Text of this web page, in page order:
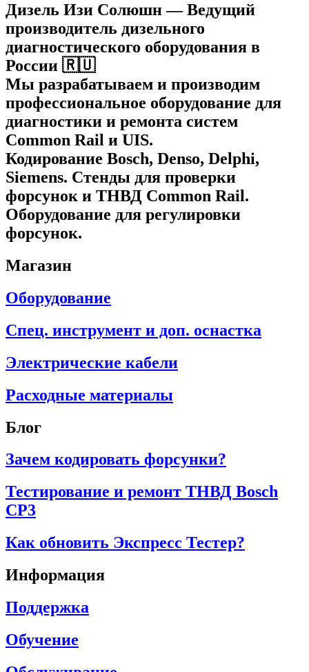
Дизель Изи Солюшн— Ведущий
производитель дизельного
диагностического оборудования в
России 🇷🇺
Мы разрабатываем и производим
профессиональное оборудование для
диагностики и ремонта систем
Common Rail и UIS.
Кодирование Bosch, Denso, Delphi,
Siemens. Стенды для проверки
форсунок и ТНВД Common Rail.
Оборудование для регулировки
форсунок.
Магазин
Оборудование
Спец. инструмент и доп. оснастка
Электрические кабели
Расходные материалы
Блог
Зачем кодировать форсунки?
Тестирование и ремонт ТНВД Bosch
CP3
Как обновить Экспресс Тестер?
Информация
Поддержка
Обучение